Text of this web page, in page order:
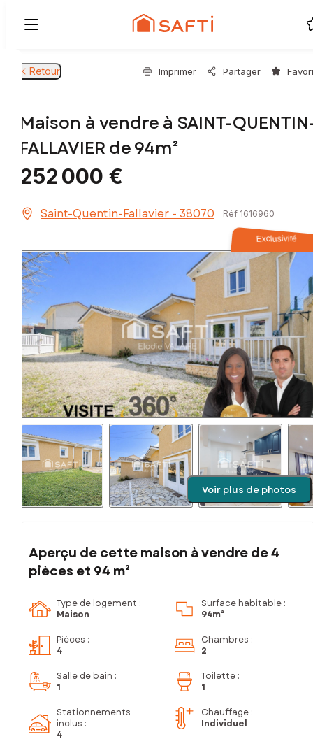
Retour Imprimer Partager
Maison à vendre à SAINT-
FALLAVIER de 94m²
252 000 €
Saint-Quentin-Fallavier - 38070 Réf 1616960
Exclusivité
Voir plus de photos
Aperçu de cette maison à vendre de 4
pièces et 94 m²
Type de logement :
Maison
Surface habitable :
94m²
Pièces :
4
Chambres :
2
Salle de bain :
1
Toilette :
1
Stationnements
inclus :
4
Chauffage :
Individuel